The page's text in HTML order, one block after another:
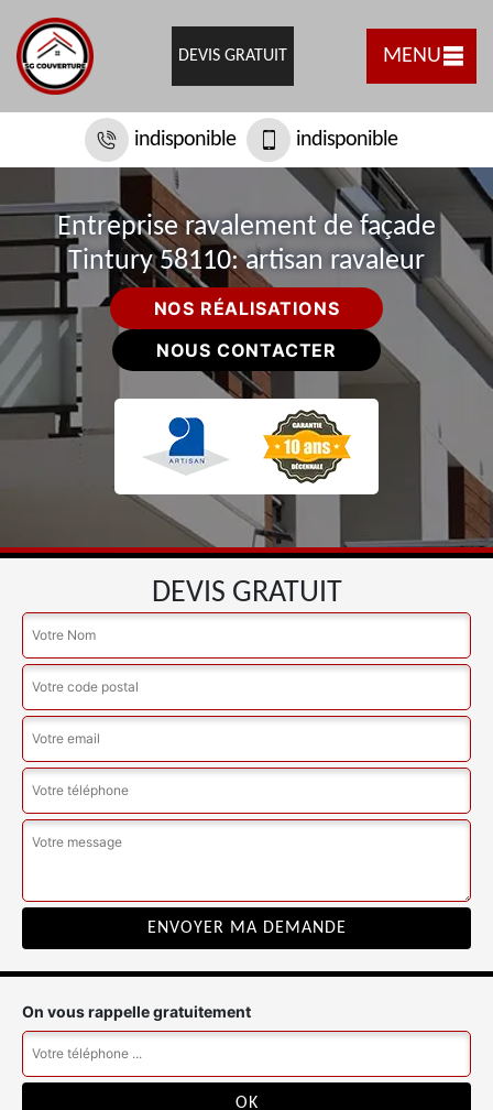
DEVIS GRATUIT MENU
indisponible indisponible
Entreprise ravalement de façade
Tintury 58110: artisan ravaleur
NOS RÉALISATIONS
NOUS CONTACTER
DEVIS GRATUIT
On vous rappelle gratuitement